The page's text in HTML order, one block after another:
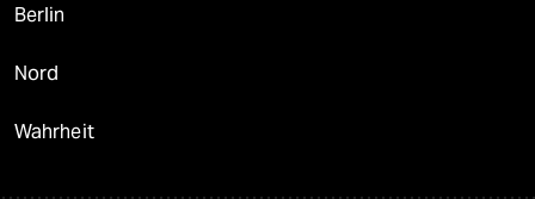
Berlin
Nord
Wahrheit